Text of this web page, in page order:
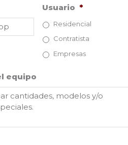
Usuario *
Residencial
Contratista
Empresas
equipo